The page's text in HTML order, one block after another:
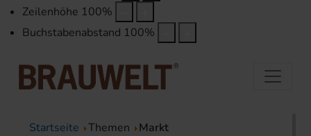
Zeilenhöhe 100%
Buchstabenabstand 100%
Startseite Themen Markt